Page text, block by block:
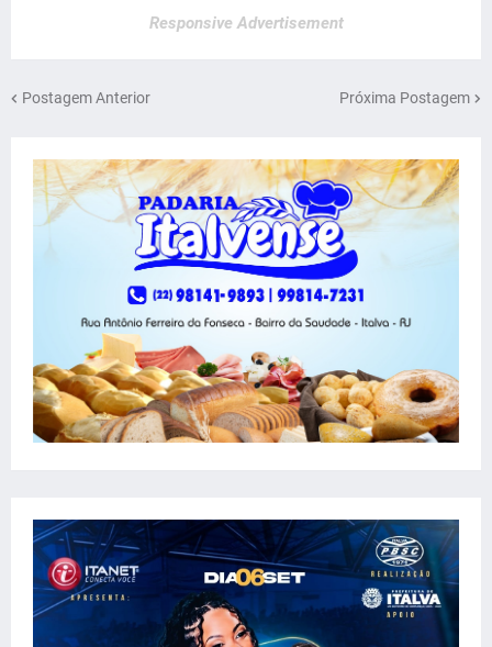
Responsive Advertisement
Postagem Anterior Próxima Postagem